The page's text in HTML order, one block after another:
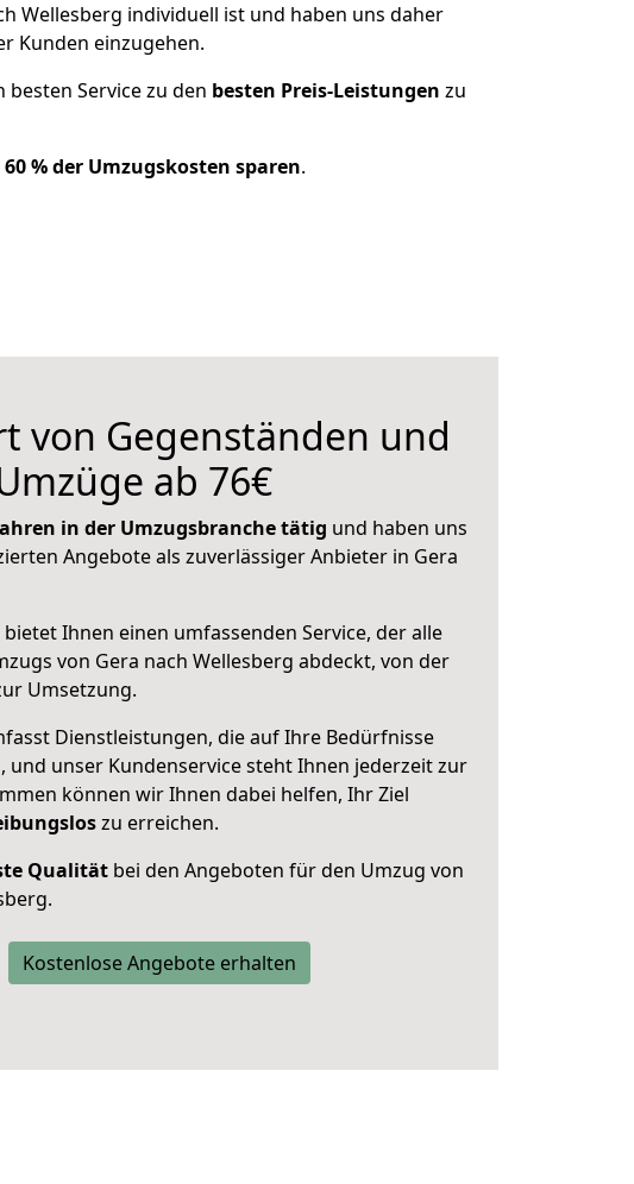
Wellesberg individuell ist und haben uns daher
Kunden einzugehen.
Service zu den besten Preis-Leistungen zu
60 % der Umzugskosten sparen.
von Gegenständen und
ab 76€
in der Umzugsbranche tätig und haben uns
Angebote als zuverlässiger Anbieter in Gera
bietet Ihnen einen umfassenden Service, der alle
von Gera nach Wellesberg abdeckt, von der
Umsetzung.
Dienstleistungen, die auf Ihre Bedürfnisse
und unser Kundenservice steht Ihnen jederzeit zur
können wir Ihnen dabei helfen, Ihr Ziel
zu erreichen.
Qualität bei den Angeboten für den Umzug von
Kostenlose Angebote erhalten